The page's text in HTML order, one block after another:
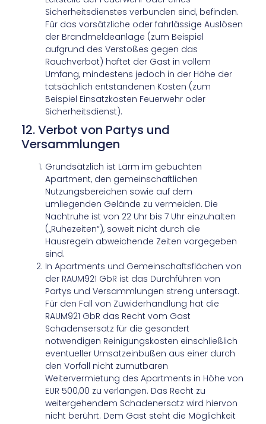
Sicherheitsdienstes verbunden sind, befinden.
Für das vorsätzliche oder fahrlässige Auslösen
der Brandmeldeanlage (zum Beispiel
aufgrund des Verstoßes gegen das
Rauchverbot) haftet der Gast in vollem
Umfang, mindestens jedoch in der Höhe der
tatsächlich entstandenen Kosten (zum
Beispiel Einsatzkosten Feuerwehr oder
Sicherheitsdienst).
12. Verbot von Partys und
Versammlungen
Grundsätzlich ist Lärm im gebuchten
Apartment, den gemeinschaftlichen
Nutzungsbereichen sowie auf dem
umliegenden Gelände zu vermeiden. Die
Nachtruhe ist von 22 Uhr bis 7 Uhr einzuhalten
(„Ruhezeiten“), soweit nicht durch die
Hausregeln abweichende Zeiten vorgegeben
sind.
In Apartments und Gemeinschaftsflächen von
der RAUM921 GbR ist das Durchführen von
Partys und Versammlungen streng untersagt.
Für den Fall von Zuwiderhandlung hat die
RAUM921 GbR das Recht vom Gast
Schadensersatz für die gesondert
notwendigen Reinigungskosten einschließlich
eventueller Umsatzeinbußen aus einer durch
den Vorfall nicht zumutbaren
Weitervermietung des Apartments in Höhe von
EUR 500,00 zu verlangen. Das Recht zu
weitergehendem Schadenersatz wird hiervon
nicht berührt. Dem Gast steht die Möglichkeit